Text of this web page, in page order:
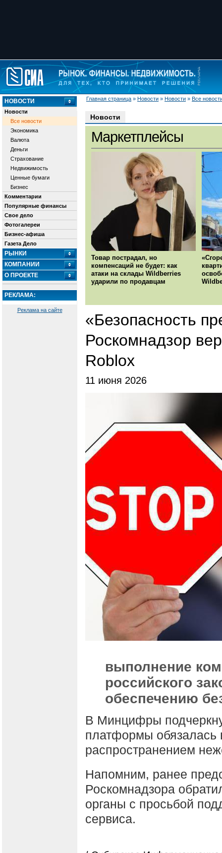
Главная страница » Новости » Новости » Все
НОВОСТИ
Новости
Все новости
Экономика
Валюта
Деньги
Страхование
Недвижимость
Ценные бумаги
Бизнес
Комментарии
Популярные финансы
Свое дело
Фотогалереи
Бизнес-афиша
Газета Дело
РЫНКИ
КОМПАНИИ
О ПРОЕКТЕ
РЕКЛАМА:
Реклама на сайте
Новости
Маркетплейсы
Товар пострадал, но
компенсаций не будет: как
атаки на склады Wildberries
ударили по продавцам
«Безопасность
Роскомнадзор
Roblox
11 июня 2026
выполнение
российского
обеспечению
В Минцифры
платформы обязалась
распространением
Напомним, ранее
Роскомнадзора
органы с просьбой
сервиса.